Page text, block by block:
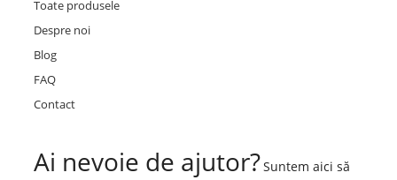
Toate produsele
Despre noi
Blog
FAQ
Contact
Ai nevoie de ajutor?Suntem aici să